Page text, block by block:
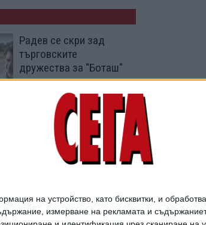
на устройство, като бисквитки, и
измерване на рекламата и
Радев се скри зад
търговските
дружества за "Боташ"
06 Авг. 2026
Законодателната
програма на кабинета
се оказа без реформи